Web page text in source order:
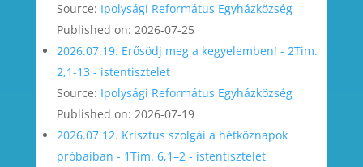
Source: Ipolysági Református Egyházközség
Published on: 2026-07-25
2026.07.19. Erősödj meg a kegyelemben! - 2Tim.
2,1-13 - istentisztelet
Source: Ipolysági Református Egyházközség
Published on: 2026-07-19
2026.07.12. Krisztus szolgái a hétköznapok
próbaiban - 1Tim. 6,1–2 - istentisztelet